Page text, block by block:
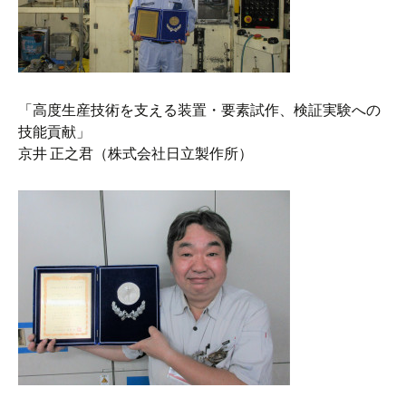
「高度生産技術を支える装置・要素試作、検証実験への
技能貢献」
京井 正之君（株式会社日立製作所）